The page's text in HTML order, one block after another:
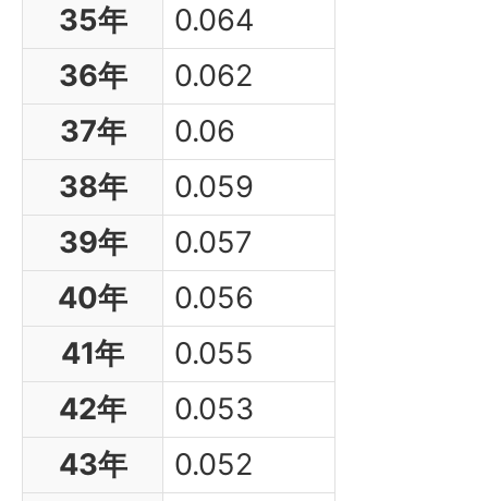
35年
0.064
36年
0.062
37年
0.06
38年
0.059
39年
0.057
40年
0.056
41年
0.055
42年
0.053
43年
0.052